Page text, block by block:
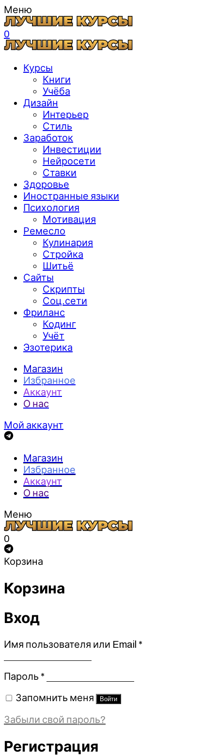
Меню
0
Курсы
Книги
Учёба
Дизайн
Интерьер
Стиль
Заработок
Инвестиции
Нейросети
Ставки
Здоровье
Иностранные языки
Психология
Мотивация
Ремесло
Кулинария
Стройка
Шитьё
Сайты
Скрипты
Соц.сети
Фриланс
Кодинг
Учёт
Эзотерика
Магазин
Избранное
Аккаунт
О нас
Мой аккаунт
Магазин
Избранное
Аккаунт
О нас
Меню
0
Корзина
Корзина
Вход
Имя пользователя или Email *Обязательно
Пароль *Обязательно
Запомнить меня Войти
Забыли свой пароль?
Регистрация